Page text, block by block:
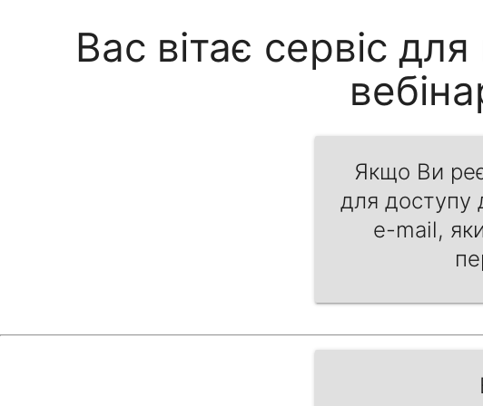
Вас вітає сервіс
Якщо Ви
для доступу
e-mail,